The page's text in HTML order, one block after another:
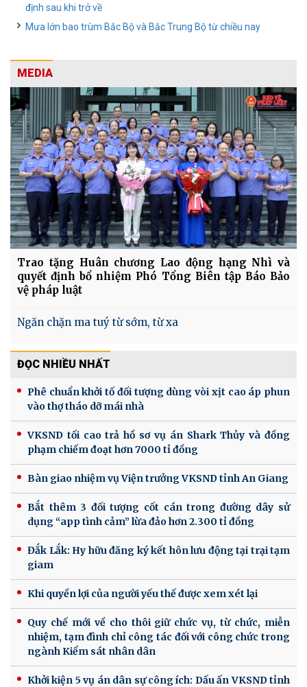
định sau khi trở về
Mưa lớn bao trùm Bắc Bộ và Bắc Trung Bộ từ chiều nay
MEDIA
Trao tặng Huân chương Lao động hạng Nhì và
quyết định bổ nhiệm Phó Tổng Biên tập Báo Bảo
vệ pháp luật
Ngăn chặn ma tuý từ sớm, từ xa
ĐỌC NHIỀU NHẤT
Phê chuẩn khởi tố đối tượng dùng vòi xịt cao áp phun
vào thợ tháo dỡ mái nhà
VKSND tối cao trả hồ sơ vụ án Shark Thủy và đồng
phạm chiếm đoạt hơn 7000 tỉ đồng
Bàn giao nhiệm vụ Viện trưởng VKSND tỉnh An Giang
Bắt thêm 3 đối tượng cốt cán trong đường dây sử
dụng “app tình cảm” lừa đảo hơn 2.300 tỉ đồng
Đắk Lắk: Hy hữu đăng ký kết hôn lưu động tại trại tạm
giam
Khi quyền lợi của người yếu thế được xem xét lại
Quy chế mới về cho thôi giữ chức vụ, từ chức, miễn
nhiệm, tạm đình chỉ công tác đối với công chức trong
ngành Kiểm sát nhân dân
Khởi kiện 5 vụ án dân sự công ích: Dấu ấn VKSND tỉnh